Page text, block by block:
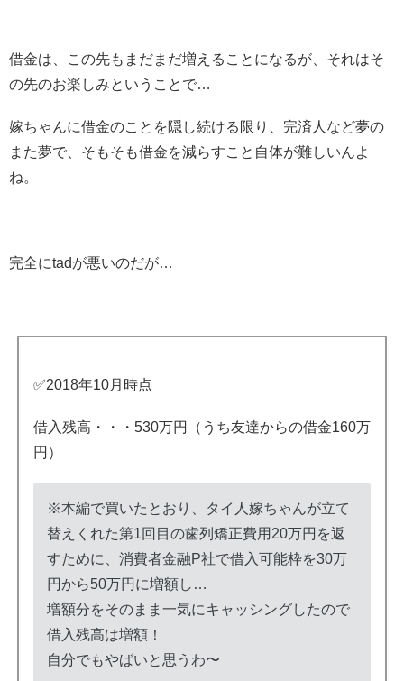
借金は、この先もまだまだ増えることになるが、それはそ
の先のお楽しみということで…
嫁ちゃんに借金のことを隠し続ける限り、完済人など夢の
また夢で、そもそも借金を減らすこと自体が難しいんよ
ね。
完全にtadが悪いのだが…
✅2018年10月時点
借入残高・・・530万円（うち友達からの借金160万
円）
※本編で買いたとおり、タイ人嫁ちゃんが立て
替えくれた第1回目の歯列矯正費用20万円を返
すために、消費者金融P社で借入可能枠を30万
円から50万円に増額し…
増額分をそのまま一気にキャッシングしたので
借入残高は増額！
自分でもやばいと思うわ〜